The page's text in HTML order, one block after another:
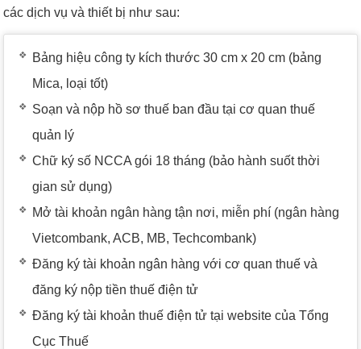
các dịch vụ và thiết bị như sau:
Bảng hiệu công ty kích thước 30 cm x 20 cm (bảng
Mica, loại tốt)
Soạn và nộp hồ sơ thuế ban đầu tại cơ quan thuế
quản lý
Chữ ký số NCCA gói 18 tháng (bảo hành suốt thời
gian sử dụng)
Mở tài khoản ngân hàng tận nơi, miễn phí (ngân hàng
Vietcombank, ACB, MB, Techcombank)
Đăng ký tài khoản ngân hàng với cơ quan thuế và
đăng ký nộp tiền thuế điện tử
Đăng ký tài khoản thuế điện tử tại website của Tổng
Cục Thuế